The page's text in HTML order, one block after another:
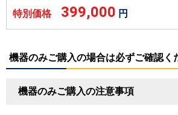
特別価格 399,000 円
機器のみご購入の場合は必ずご確認く
機器のみご購入の注意事項